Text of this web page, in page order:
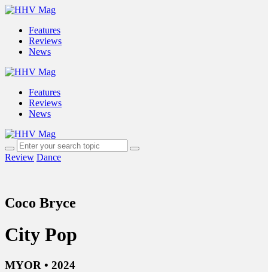
Features
Reviews
News
Features
Reviews
News
Review Dance
Coco Bryce
City Pop
MYOR • 2024